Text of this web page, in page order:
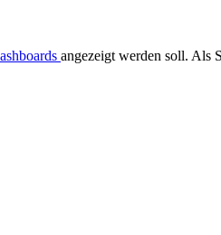
angezeigt werden soll. Als